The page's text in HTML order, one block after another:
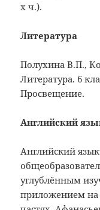
х ч.).
Литература
Полухина В.П.,
Литература. 6
Просвещение.
Английский
Английский
углублённым
приложением на